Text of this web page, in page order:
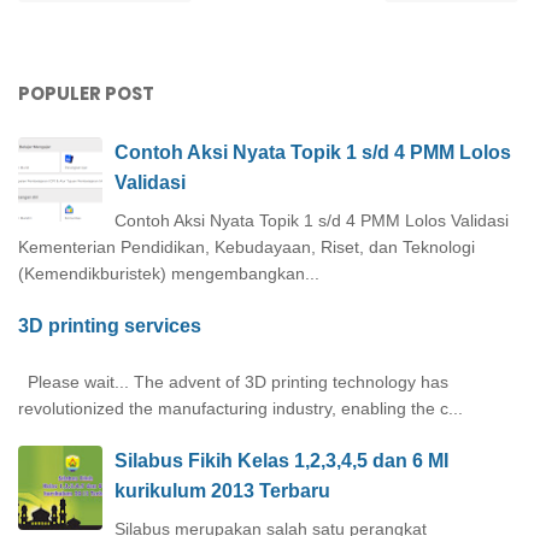
POPULER POST
Contoh Aksi Nyata Topik 1 s/d 4 PMM Lolos
Validasi
Contoh Aksi Nyata Topik 1 s/d 4 PMM Lolos Validasi
Kementerian Pendidikan, Kebudayaan, Riset, dan Teknologi
(Kemendikburistek) mengembangkan...
3D printing services
Please wait... The advent of 3D printing technology has
revolutionized the manufacturing industry, enabling the c...
Silabus Fikih Kelas 1,2,3,4,5 dan 6 MI
kurikulum 2013 Terbaru
Silabus merupakan salah satu perangkat